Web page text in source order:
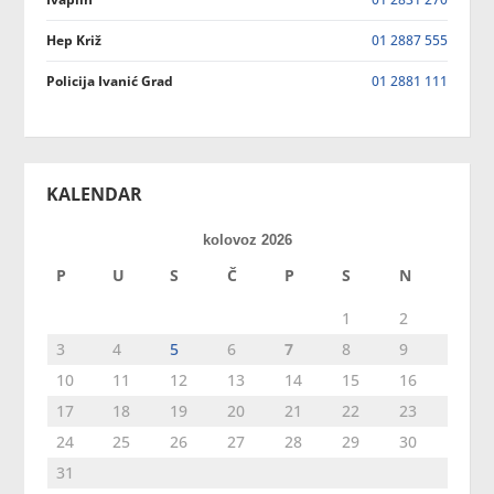
Hep Križ 01 2887 555
Policija Ivanić Grad 01 2881 111
KALENDAR
kolovoz 2026
P U S Č P S N
1
2
3
4 5 6 7 8
9
10
11 12 13 14 15
16
17
18 19 20 21 22
23
24
25 26 27 28 29
30
31